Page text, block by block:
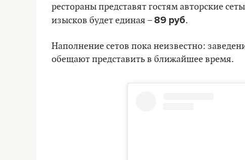
рестораны представят гостям авторские
изысков будет единая – 89 руб.
Наполнение сетов пока неизвестно:
обещают представить в ближайшее время.